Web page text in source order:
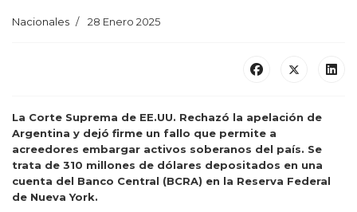
Nacionales 28 Enero 2025
La Corte Suprema de EE.UU. Rechazó la apelación de
Argentina y dejó firme un fallo que permite a
acreedores embargar activos soberanos del país. Se
trata de 310 millones de dólares depositados en una
cuenta del Banco Central (BCRA) en la Reserva Federal
de Nueva York.